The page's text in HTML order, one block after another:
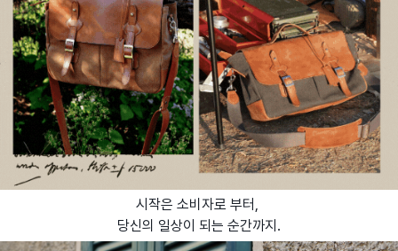
시작은 소비자로 부터,
당신의 일상이 되는 순간까지.